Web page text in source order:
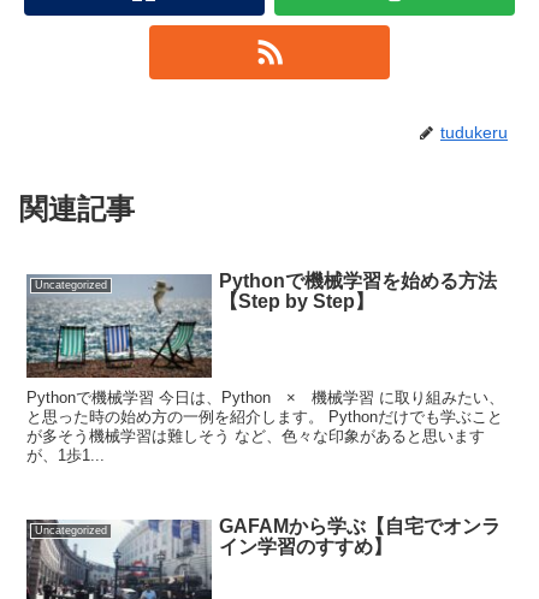
tudukeru
関連記事
Uncategorized
Pythonで機械学習を始める方法
【Step by Step】
Pythonで機械学習 今日は、Python × 機械学習 に取り組みたい、
と思った時の始め方の一例を紹介します。 Pythonだけでも学ぶこと
が多そう機械学習は難しそう など、色々な印象があると思います
が、1歩1...
Uncategorized
GAFAMから学ぶ【自宅でオンラ
イン学習のすすめ】